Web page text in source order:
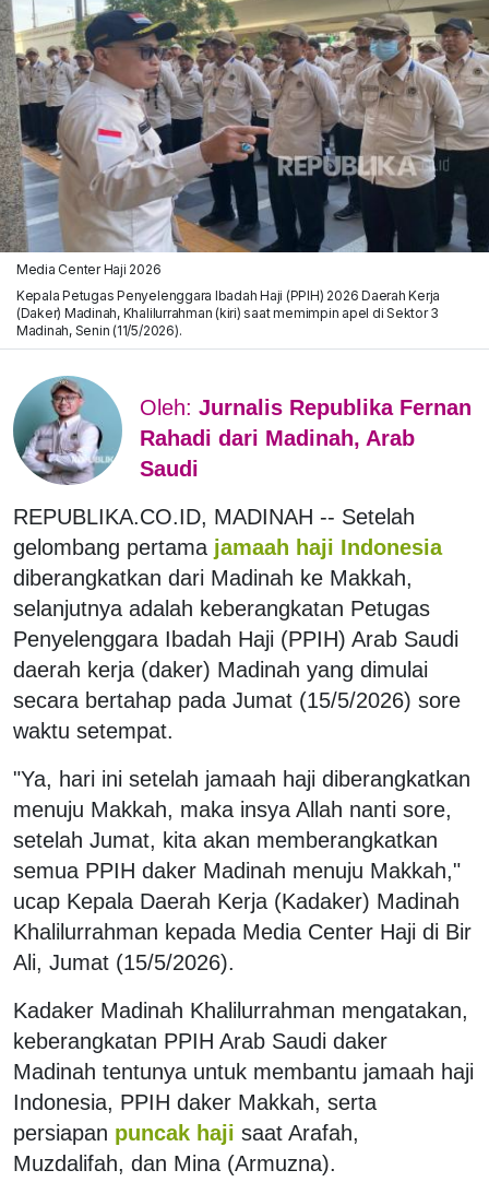
Media Center Haji 2026
Kepala Petugas Penyelenggara Ibadah Haji (PPIH) 2026 Daerah Kerja
(Daker) Madinah, Khalilurrahman (kiri) saat memimpin apel di Sektor 3
Madinah, Senin (11/5/2026).
Oleh: Jurnalis Republika Fernan
Rahadi dari Madinah, Arab
Saudi
REPUBLIKA.CO.ID, MADINAH -- Setelah
gelombang pertama jamaah haji Indonesia
diberangkatkan dari Madinah ke Makkah,
selanjutnya adalah keberangkatan Petugas
Penyelenggara Ibadah Haji (PPIH) Arab Saudi
daerah kerja (daker) Madinah yang dimulai
secara bertahap pada Jumat (15/5/2026) sore
waktu setempat.
"Ya, hari ini setelah jamaah haji diberangkatkan
menuju Makkah, maka insya Allah nanti sore,
setelah Jumat, kita akan memberangkatkan
semua PPIH daker Madinah menuju Makkah,"
ucap Kepala Daerah Kerja (Kadaker) Madinah
Khalilurrahman kepada Media Center Haji di Bir
Ali, Jumat (15/5/2026).
Kadaker Madinah Khalilurrahman mengatakan,
keberangkatan PPIH Arab Saudi daker
Madinah tentunya untuk membantu jamaah haji
Indonesia, PPIH daker Makkah, serta
persiapan puncak haji saat Arafah,
Muzdalifah, dan Mina (Armuzna).